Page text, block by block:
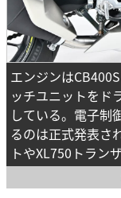
エンジンは
ッチユニットをド
している。電子制
るのは正式発表さ
トやXL750トラン